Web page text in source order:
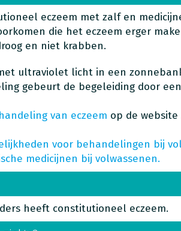
eczeem met zalf en
die het eczeem erger
en niet krabben.
ultraviolet licht in een
gebeurt de begeleiding door
van eczeem op de website
voor behandelingen bij
medicijnen bij volwassenen.
heeft constitutioneel eczeem.